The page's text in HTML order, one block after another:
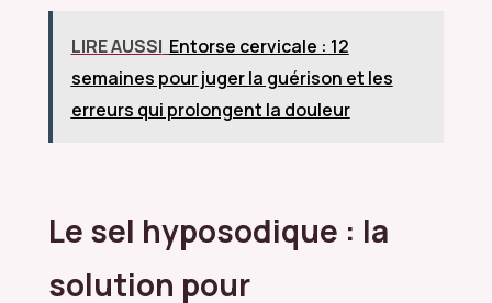
LIRE AUSSI Entorse cervicale : 12
semaines pour juger la guérison et les
erreurs qui prolongent la douleur
Le sel hyposodique : la
solution pour